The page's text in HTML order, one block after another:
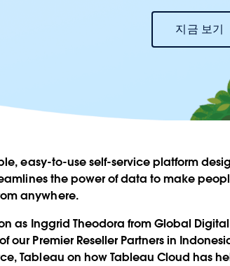
지금 보기
easy-to-use self-service platform
the power of data to make
anywhere.
as Inggrid Theodora from Global
our Premier Reseller Partners in
Tableau on how Tableau Cloud has